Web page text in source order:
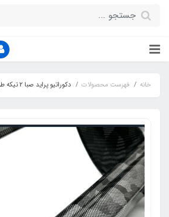
خانه فهرست محصولات دکوراتیو پراید صبا 2 تیکه طرح چریکی